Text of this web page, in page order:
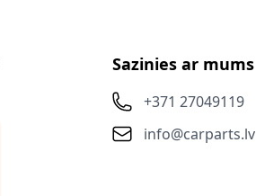
Sazinies ar mums
+371 27049119
info@carparts.lv